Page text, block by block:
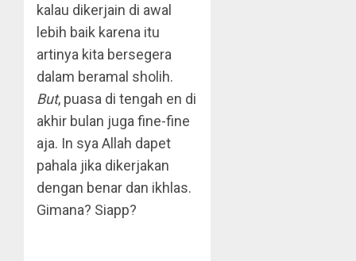
kalau dikerjain di awal
lebih baik karena itu
artinya kita bersegera
dalam beramal sholih.
But, puasa di tengah en di
akhir bulan juga fine-fine
aja. In sya Allah dapet
pahala jika dikerjakan
dengan benar dan ikhlas.
Gimana? Siapp?